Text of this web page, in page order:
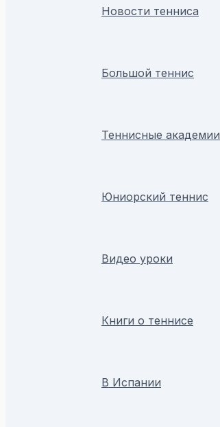
Новости тенниса
Большой теннис
Теннисные академии
Юниорский теннис
Видео уроки
Книги о теннисе
В Испании